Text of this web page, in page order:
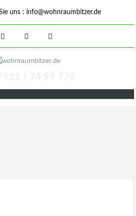
uns : info@wohnraumbitzer.de
/ 74 99 770